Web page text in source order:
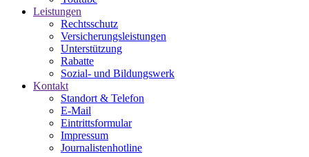
Leistungen
Rechtsschutz
Versicherungsleistungen
Unterstützung
Rabatte
Sozial- und Bildungswerk
Kontakt
Standort & Telefon
E-Mail
Eintrittsformular
Impressum
Journalistenhotline